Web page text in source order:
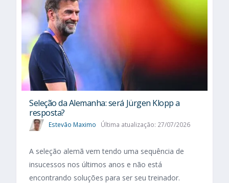
Seleção da Alemanha: será Jürgen Klopp a
resposta?
Estevão Maximo Última atualização: 27/07/2026
A seleção alemã vem tendo uma sequência de
insucessos nos últimos anos e não está
encontrando soluções para ser seu treinador.